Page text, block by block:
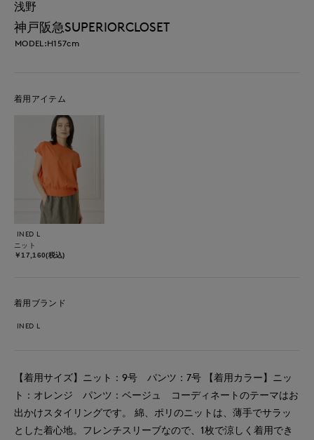
浅野
神戸阪急SUPERIORCLOSET
MODEL:H157cm
着用アイテム
INED L
ニット
￥17,160(税込)
着用ブランド
INED L
【着用サイズ】ニット：9号 パンツ：7号 【着用カラー】ニッ
ト：オレンジ パンツ：ベージュ コーディネートのテーマはお
出かけスタイリングです。 綿、ポリのニットは、薄手でサラッ
とした着心地。フレンチスリーブなので、1枚で涼しく着用でき